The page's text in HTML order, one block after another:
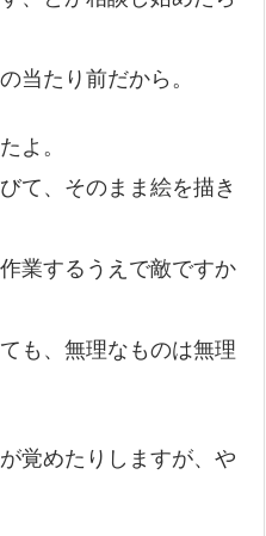
当たり前だから。
よ。
て、そのまま絵を描き
業するうえで敵ですか
も、無理なものは無理
覚めたりしますが、や